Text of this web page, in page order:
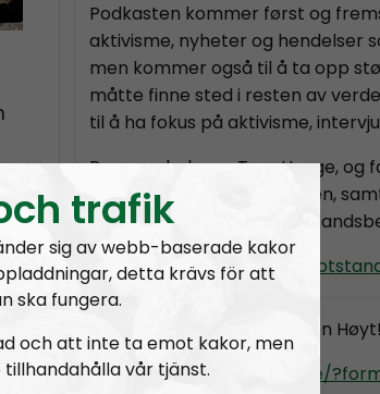
Podkasten kommer først og
aktivisme, nyheter og hendelser
men kommer også til å ta opp
måtte finne sted i resten av
til å ha fokus på aktivisme,
Programleder er Tom Hauge, og
medarbeidere er Kim Larsen,
sjef for Den nordiske
E-post:
Prenumerera på Hold Fanen
RSS:https://nordiskradio.se/
trafik
sig av webb-baserade kakor
detta krävs för att
ska fungera.
och att inte ta emot kakor, men
vår tjänst.